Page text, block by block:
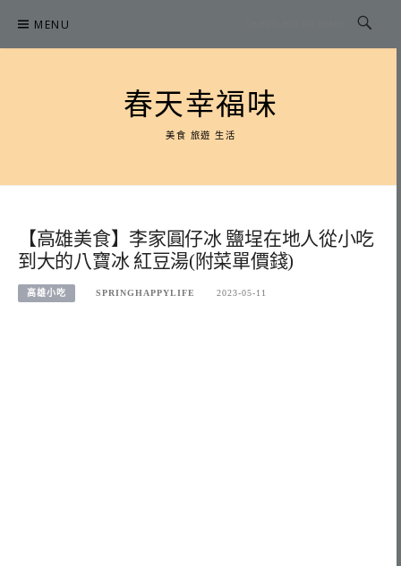
content
MENU
春天幸福味
美食 旅遊 生活
【高雄美食】李家圓仔冰 鹽埕在地人從小吃
到大的八寶冰 紅豆湯(附菜單價錢)
高雄小吃 SPRINGHAPPYLIFE 2023-05-11